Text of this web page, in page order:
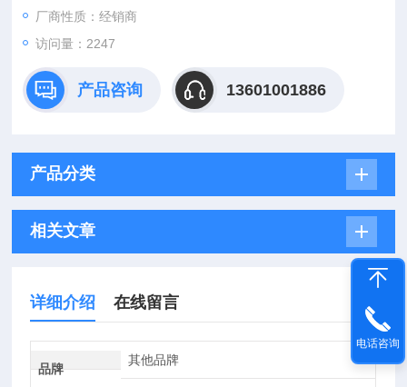
厂商性质：经销商
访问量：2247
产品咨询 13601001886
产品分类
相关文章
详细介绍 在线留言
品牌
其他品牌
电话咨询